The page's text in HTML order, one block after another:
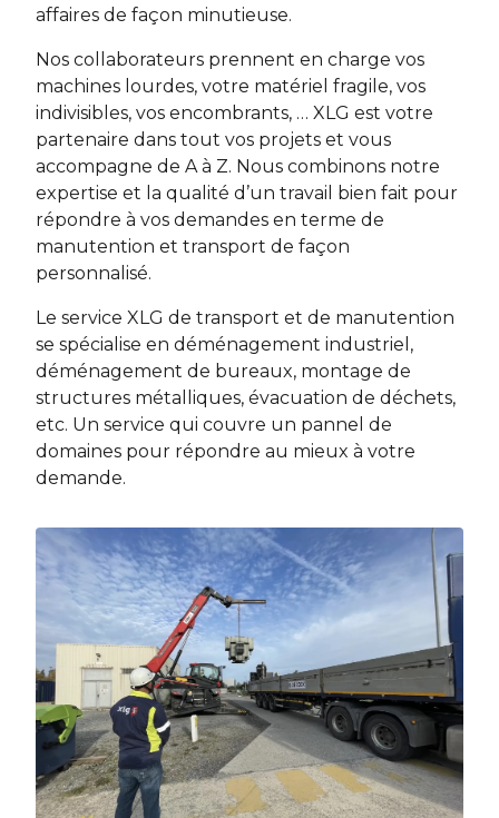
affaires de façon minutieuse.
Nos collaborateurs prennent en charge vos
machines lourdes, votre matériel fragile, vos
indivisibles, vos encombrants, … XLG est votre
partenaire dans tout vos projets et vous
accompagne de A à Z. Nous combinons notre
expertise et la qualité d’un travail bien fait pour
répondre à vos demandes en terme de
manutention et transport de façon
personnalisé.
Le service XLG de transport et de manutention
se spécialise en déménagement industriel,
déménagement de bureaux, montage de
structures métalliques, évacuation de déchets,
etc. Un service qui couvre un pannel de
domaines pour répondre au mieux à votre
demande.